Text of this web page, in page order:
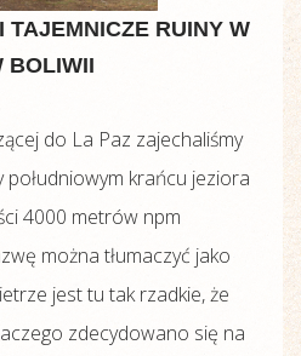
TAJEMNICZE RUINY W
BOLIWII
do La Paz zajechaliśmy
krańcu jeziora
4000 metrów npm
można tłumaczyć jako
jest tu tak rzadkie, że
zdecydowano się na